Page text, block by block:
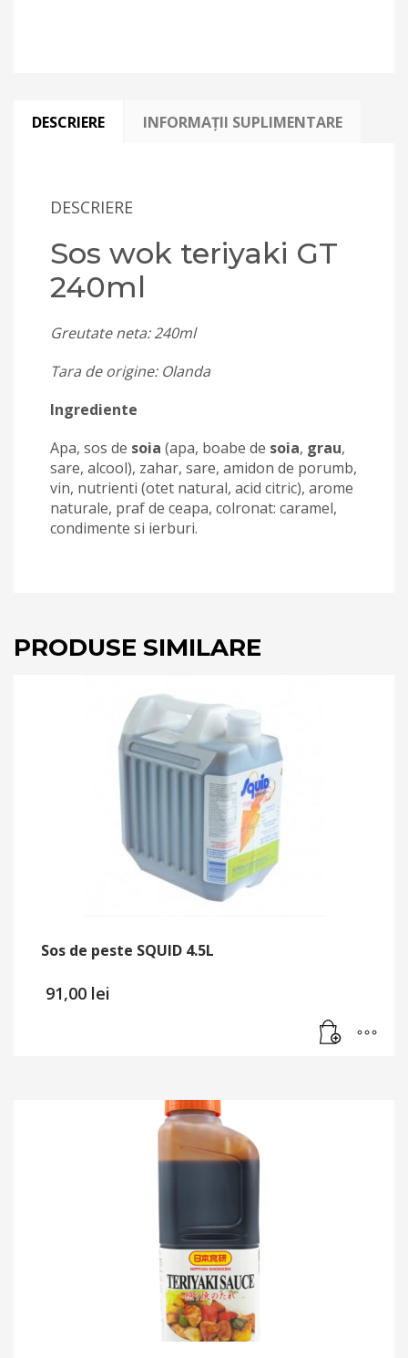
DESCRIERE INFORMAȚII SUPLIMENTARE
DESCRIERE
Sos wok teriyaki GT
240ml
Greutate neta: 240ml
Tara de origine: Olanda
Ingrediente
Apa, sos de soia (apa, boabe de soia, grau,
sare, alcool), zahar, sare, amidon de porumb,
vin, nutrienti (otet natural, acid citric), arome
naturale, praf de ceapa, colronat: caramel,
condimente si ierburi.
PRODUSE SIMILARE
Sos de peste SQUID 4.5L
91,00 lei